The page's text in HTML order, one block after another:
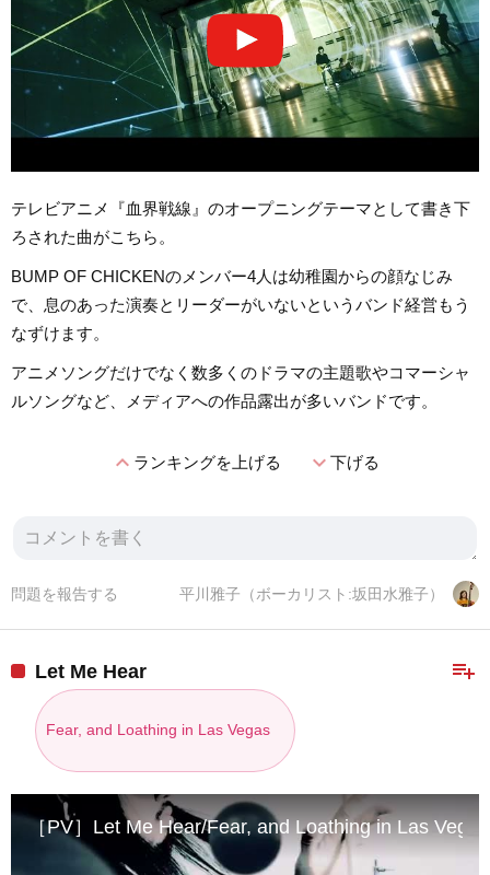
テレビアニメ『血界戦線』のオープニングテーマとして書き下
ろされた曲がこちら。
BUMP OF CHICKENのメンバー4人は幼稚園からの顔なじみ
で、息のあった演奏とリーダーがいないというバンド経営もう
なずけます。
アニメソングだけでなく数多くのドラマの主題歌やコマーシャ
ルソングなど、メディアへの作品露出が多いバンドです。
expand_lessランキングを上げる expand_more下げる
平川雅子（ボーカリスト:坂田水雅子）
問題を報告する
playlist_add
Let Me Hear
Fear, and Loathing in Las Vegas
［PV］Let Me Hear/Fear, and Loathing in Las Vegas